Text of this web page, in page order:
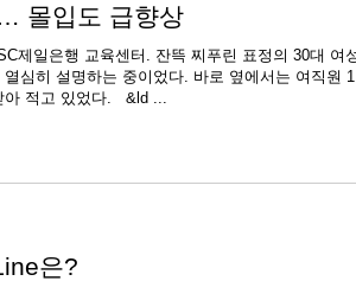
몰입도 급향상
제일은행 교육센터. 잔뜩 찌푸린 표정의 30대 여
심히 설명하는 중이었다. 바로 옆에서는 여직원 1
아 적고 있었다. &ld ...
은?